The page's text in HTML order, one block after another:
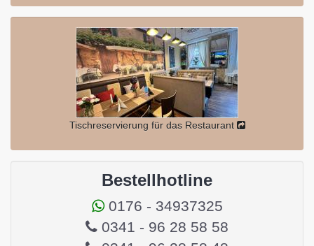
Tischreservierung für das Restaurant
Bestellhotline
0176 - 34937325
0341 - 96 28 58 58